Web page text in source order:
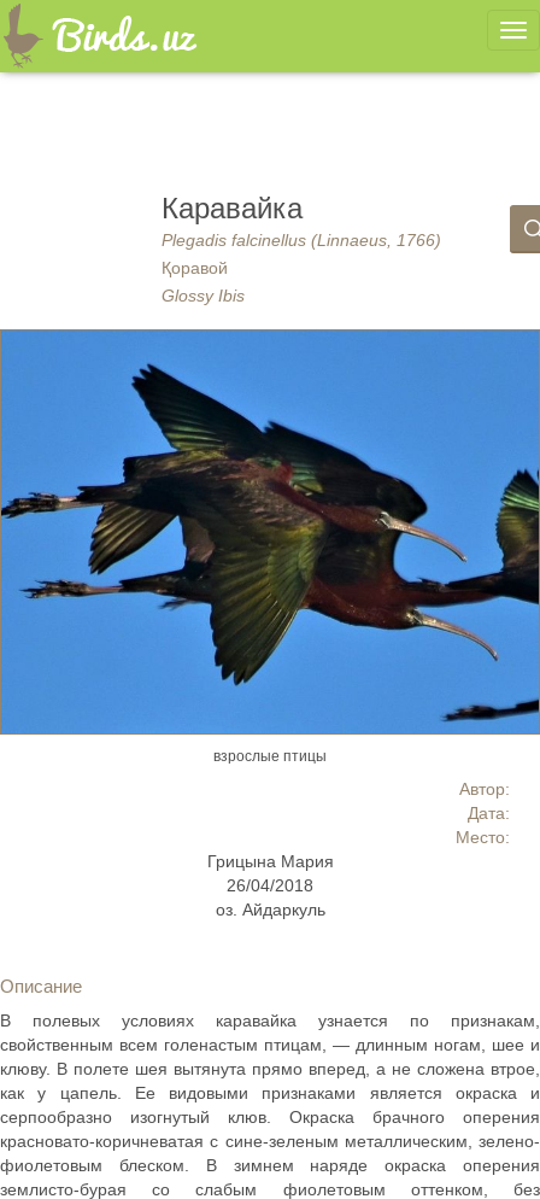
Каравайка
Plegadis falcinellus (Linnaeus, 1766)
Қоравой
Glossy Ibis
Автор:
Дата:
Место:
Грицына Мария
26/04/2018
оз. Айдаркуль
взрослые птицы
Описание
В полевых условиях каравайка узнается по признакам,
свойственным всем голенастым птицам, — длинным ногам, шее и
клюву. В полете шея вытянута прямо вперед, а не сложена втрое,
как у цапель. Ее видовыми признаками является окраска и
серпообразно изогнутый клюв. Окраска брачного оперения
красновато-коричневатая с сине-зеленым металлическим, зелено-
фиолетовым блеском. В зимнем наряде окраска оперения
землисто-бурая со слабым фиолетовым оттенком, без